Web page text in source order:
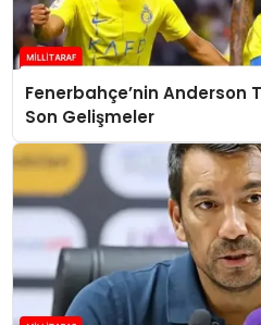
Fenerbahçe’nin Anderson
Son Gelişmeler